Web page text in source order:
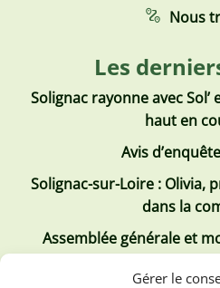
Gérer le
Nous
Les
Solignac rayonne avec Sol’
haut en
Avis
Solignac-sur-Loire : Olivia,
dans la
Assemblée générale et